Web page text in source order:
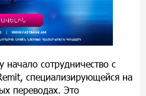
начало сотрудничество с
, специализирующейся на
переводах. Это